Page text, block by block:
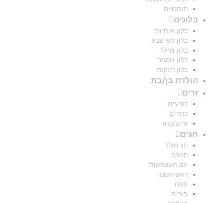
חותכנים
בלונים
בלון אותיות
בלון לפי צבע
בלון מיילר
בלון מספר
בלון רווקות
הולדת בן/בת
זרים
כובעים
כתרים
זרים/כתר
חגים
חג מולד
חנוכה
יום העצמאות
ראש השנה
פסח
פורים